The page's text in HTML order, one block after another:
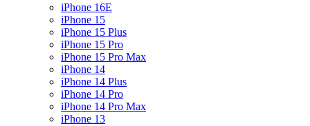
iPhone 16E
iPhone 15
iPhone 15 Plus
iPhone 15 Pro
iPhone 15 Pro Max
iPhone 14
iPhone 14 Plus
iPhone 14 Pro
iPhone 14 Pro Max
iPhone 13